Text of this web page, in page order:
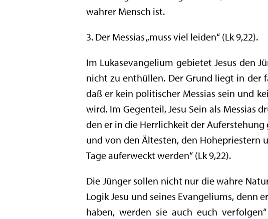
wahrer Mensch ist.
3. Der Messias „muss viel leiden“ (Lk 9,22).
Im Lukasevangelium gebietet Jesus den
nicht zu enthüllen. Der Grund liegt in der
daß er kein politischer Messias sein und
wird. Im Gegenteil, Jesu Sein als Messias
den er in die Herrlichkeit der Auferstehung
und von den Ältesten, den
Tage auferweckt werden“ (Lk 9,22).
Die Jünger sollen nicht nur die wahre
Logik Jesu und seines Evangeliums, denn
haben, werden sie auch euch